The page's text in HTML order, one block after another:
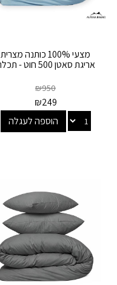
מצעי 100% כותנה מצרית
אריגת סאטן 500 חוט - תכלת
₪950
₪249
הוספה לעגלה